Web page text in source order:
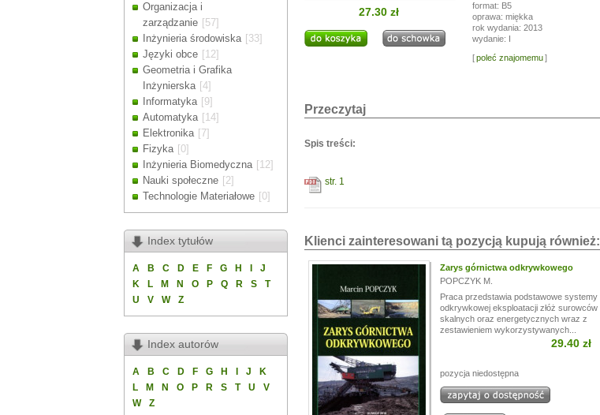
Organizacja i
zarządzanie [57]
Inżynieria środowiska [33]
Języki obce [12]
Geometria i Grafika
Inżynierska [4]
Informatyka [9]
Automatyka [14]
Elektronika [7]
Fizyka [0]
Inżynieria Biomedyczna [12]
Nauki społeczne [2]
Technologie Materiałowe [0]
Index tytułów
A B C D E F G H
J
K
L M N O P Q R S
T
U
V W Z
Index autorów
A B C D F G H J
K
L
M N O P R S T U
V
W
Z
27.30 zł
format: B5
oprawa: miękka
rok wydania: 2013
wydanie: I
[ poleć znajomemu ]
Przeczytaj
Spis treści:
str. 1
Klienci zainteresowani tą pozycją kupują również:
Zarys górnictwa odkrywkowego
POPCZYK M.
Praca przedstawia podstawowe systemy
odkrywkowej eksploatacji złóż surowców
skalnych oraz energetycznych wraz z
zestawieniem wykorzystywanych...
29.40 zł
pozycja niedostępna